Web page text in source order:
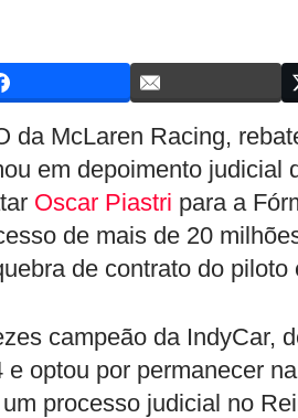
da McLaren Racing,
em depoimento judicial
Oscar Piastri para a
de mais de 20
de contrato do
campeão da IndyCar,
e optou por permanecer
processo judicial no